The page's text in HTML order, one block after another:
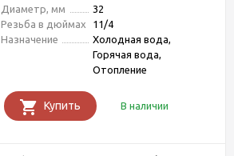
Диаметр, мм
32
Резьба в дюймах
11/4
Назначение
Холодная вода,
Горячая вода,
Отопление
Купить В наличии